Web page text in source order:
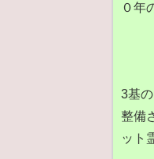
０年
3基
整備
ット